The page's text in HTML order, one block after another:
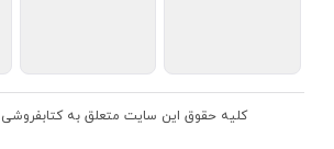
اتحادیه ناشران و کتابفروشان تهران به منظور ارائه مطمئن
معتبری از کتاب های حقوقی را به علاقمندان عرضه کرده ایم. علاوه
کلیه حقوق این سایت متعلق به کتابفروشی